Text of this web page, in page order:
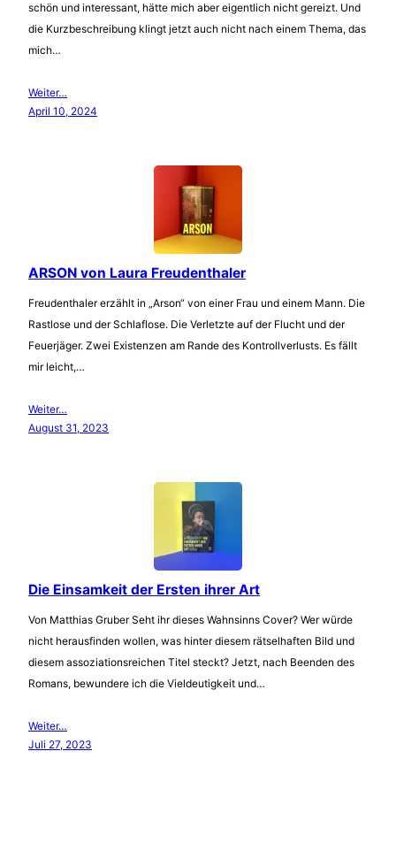
schön und interessant, hätte mich aber eigentlich nicht gereizt. Und
die Kurzbeschreibung klingt jetzt auch nicht nach einem Thema, das
mich…
Weiter…
April 10, 2024
ARSON von Laura Freudenthaler
Freudenthaler erzählt in „Arson“ von einer Frau und einem Mann. Die
Rastlose und der Schlaflose. Die Verletzte auf der Flucht und der
Feuerjäger. Zwei Existenzen am Rande des Kontrollverlusts. Es fällt
mir leicht,…
Weiter…
August 31, 2023
Die Einsamkeit der Ersten ihrer Art
Von Matthias Gruber Seht ihr dieses Wahnsinns Cover? Wer würde
nicht herausfinden wollen, was hinter diesem rätselhaften Bild und
diesem assoziationsreichen Titel steckt? Jetzt, nach Beenden des
Romans, bewundere ich die Vieldeutigkeit und…
Weiter…
Juli 27, 2023